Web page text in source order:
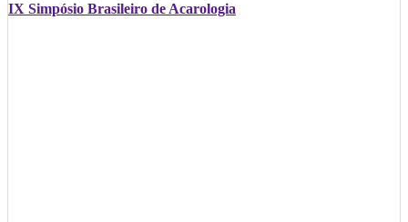
IX Simpósio Brasileiro de Acarologia